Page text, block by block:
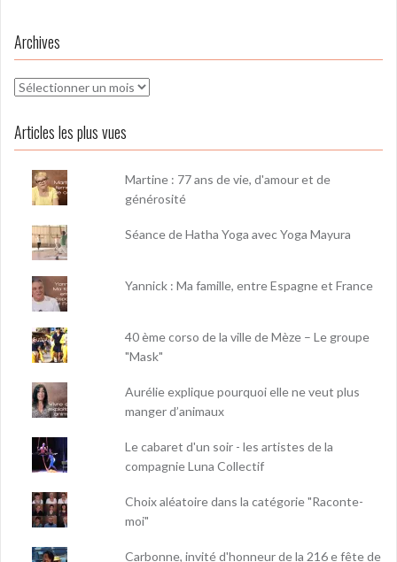
Archives
Archives
Articles les plus vues
Martine : 77 ans de vie, d'amour et de
générosité
Séance de Hatha Yoga avec Yoga Mayura
Yannick : Ma famille, entre Espagne et France
40 ème corso de la ville de Mèze – Le groupe
"Mask"
Aurélie explique pourquoi elle ne veut plus
manger d’animaux
Le cabaret d'un soir - les artistes de la
compagnie Luna Collectif
Choix aléatoire dans la catégorie "Raconte-
moi"
Carbonne, invité d'honneur de la 216 e fête de